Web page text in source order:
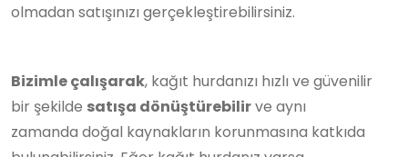
olmadan satışınızı gerçekleştirebilirsiniz.
Bizimle çalışarak, kağıt hurdanızı hızlı ve güvenilir
bir şekilde satışa dönüştürebilirve aynı
zamanda doğal kaynakların korunmasına katkıda